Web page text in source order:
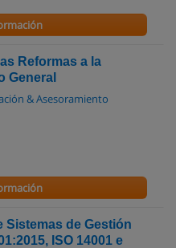
Reformas a la
General
& Asesoramiento
Sistemas de Gestión
ISO 14001 e